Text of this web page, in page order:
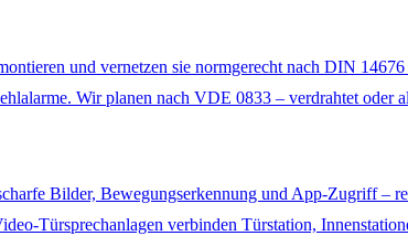
und vernetzen sie normgerecht nach DIN
Wir planen nach VDE 0833 – verdrahtet oder
Bilder, Bewegungserkennung und App-Zugriff –
Türsprechanlagen verbinden Türstation,